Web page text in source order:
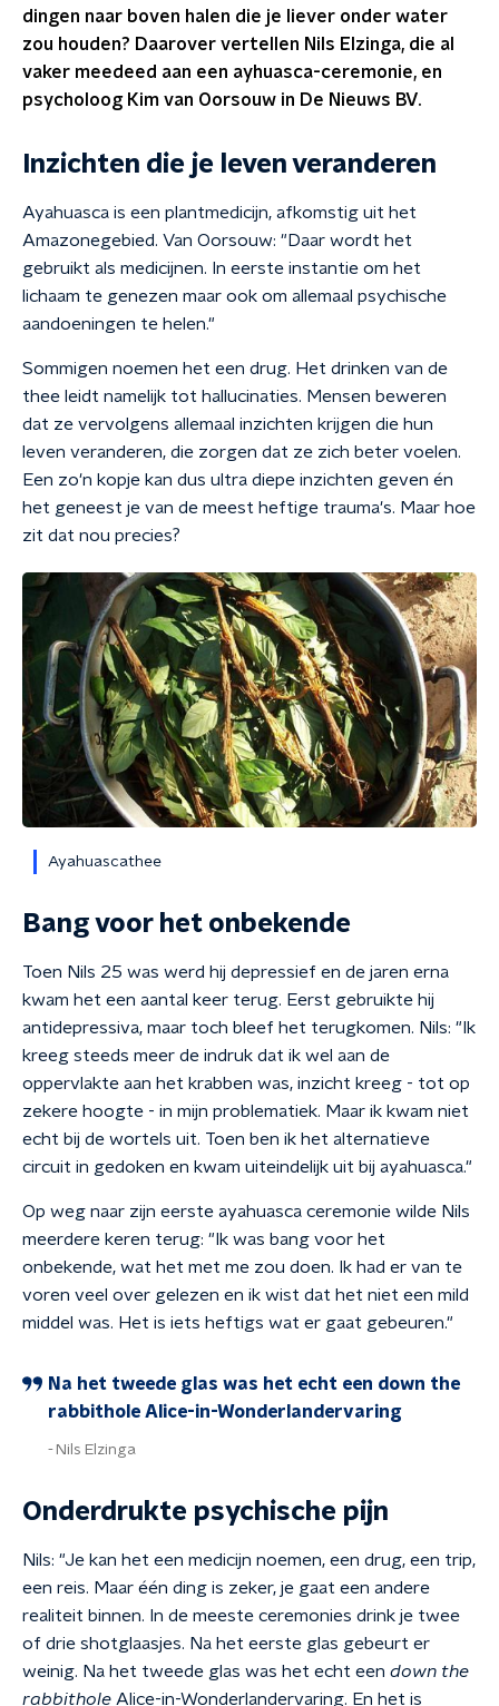
dingen naar boven halen die je liever onder water
zou houden? Daarover vertellen Nils Elzinga, die al
vaker meedeed aan een ayhuasca-ceremonie, en
psycholoog Kim van Oorsouw in De Nieuws BV.
Inzichten die je leven veranderen
Ayahuasca is een plantmedicijn, afkomstig uit het
Amazonegebied. Van Oorsouw: "Daar wordt het
gebruikt als medicijnen. In eerste instantie om het
lichaam te genezen maar ook om allemaal psychische
aandoeningen te helen."
Sommigen noemen het een drug. Het drinken van de
thee leidt namelijk tot hallucinaties. Mensen beweren
dat ze vervolgens allemaal inzichten krijgen die hun
leven veranderen, die zorgen dat ze zich beter voelen.
Een zo'n kopje kan dus ultra diepe inzichten geven én
het geneest je van de meest heftige trauma's. Maar hoe
zit dat nou precies?
Ayahuascathee
Bang voor het onbekende
Toen Nils 25 was werd hij depressief en de jaren erna
kwam het een aantal keer terug. Eerst gebruikte hij
antidepressiva, maar toch bleef het terugkomen. Nils: "Ik
kreeg steeds meer de indruk dat ik wel aan de
oppervlakte aan het krabben was, inzicht kreeg - tot op
zekere hoogte - in mijn problematiek. Maar ik kwam niet
echt bij de wortels uit. Toen ben ik het alternatieve
circuit in gedoken en kwam uiteindelijk uit bij ayahuasca."
Op weg naar zijn eerste ayahuasca ceremonie wilde Nils
meerdere keren terug: "Ik was bang voor het
onbekende, wat het met me zou doen. Ik had er van te
voren veel over gelezen en ik wist dat het niet een mild
middel was. Het is iets heftigs wat er gaat gebeuren."
Na het tweede glas was het echt een down the
rabbithole Alice-in-Wonderlandervaring
Nils Elzinga
Onderdrukte psychische pijn
Nils: "Je kan het een medicijn noemen, een drug, een trip,
een reis. Maar één ding is zeker, je gaat een andere
realiteit binnen. In de meeste ceremonies drink je twee
of drie shotglaasjes. Na het eerste glas gebeurt er
weinig. Na het tweede glas was het echt een down the
rabbithole Alice-in-Wonderlandervaring. En het is